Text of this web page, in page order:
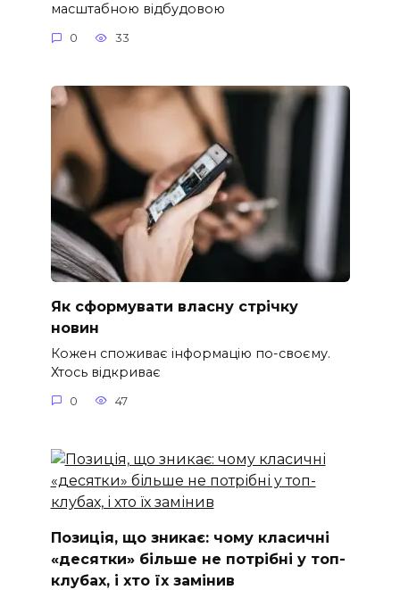
масштабною відбудовою
0 33
Як сформувати власну стрічку
новин
Кожен споживає інформацію по-своєму.
Хтось відкриває
0 47
Позиція, що зникає: чому класичні
«десятки» більше не потрібні у топ-
клубах, і хто їх замінив